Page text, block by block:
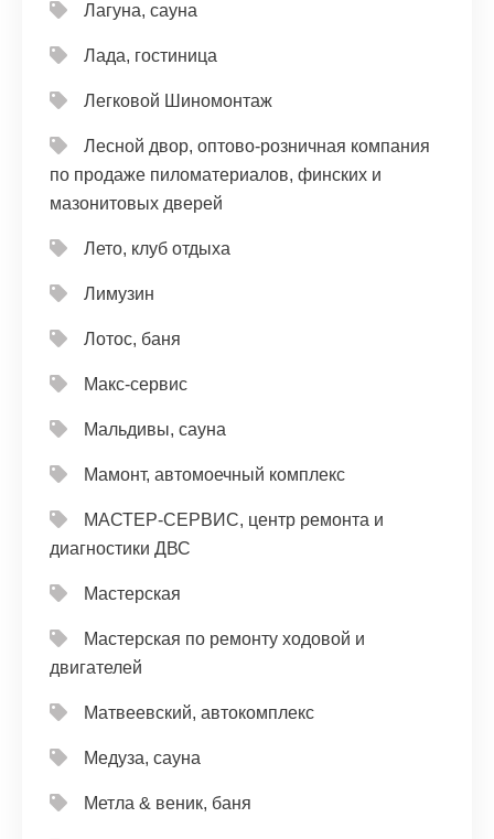
Лагуна, сауна
Лада, гостиница
Легковой Шиномонтаж
Лесной двор, оптово-розничная компания
по продаже пиломатериалов, финских и
мазонитовых дверей
Лето, клуб отдыха
Лимузин
Лотос, баня
Макс-сервис
Мальдивы, сауна
Мамонт, автомоечный комплекс
МАСТЕР-СЕРВИС, центр ремонта и
диагностики ДВС
Мастерская
Мастерская по ремонту ходовой и
двигателей
Матвеевский, автокомплекс
Медуза, сауна
Метла & веник, баня